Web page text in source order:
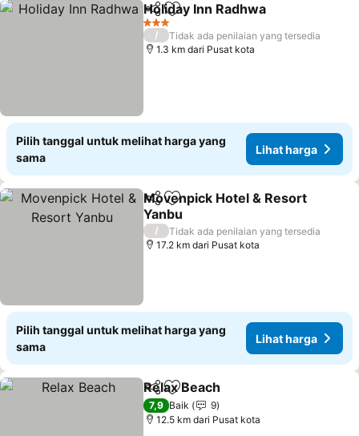
BagikanTambahkan ke favorit
Holiday Inn Radhwa
3 Bintang
/
Tidak ada penilaian yang tersedia
1.3 km dari Pusat kota
Pilih tanggal untuk melihat harga yang
sama
Lihat harga
BagikanTambahkan ke favorit
Movenpick Hotel & Resort
Yanbu
Lihat harga
/
Tidak ada penilaian yang tersedia
17.2 km dari Pusat kota
Pilih tanggal untuk melihat harga yang
sama
Lihat harga
BagikanTambahkan ke favorit
Relax Beach
7,9 Baik
9
12.5 km dari Pusat kota